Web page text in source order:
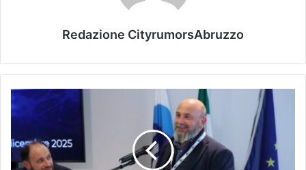
Redazione CityrumorsAbruzzo